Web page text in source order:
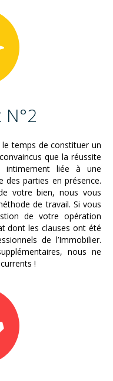
temps de constituer un
que la réussite
intimement liée à une
des parties en présence.
votre bien, nous vous
de travail. Si vous
de votre opération
dont les clauses ont été
de l’Immobilier.
nous ne
!